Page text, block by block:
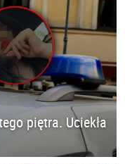
piętra. Uciekła